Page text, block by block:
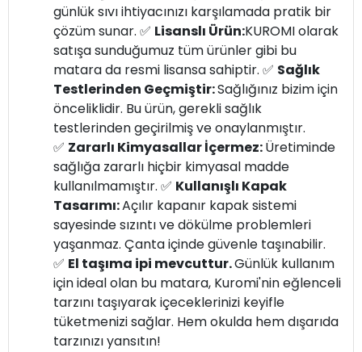
günlük sıvı ihtiyacınızı karşılamada pratik bir
çözüm sunar. ✅ Lisanslı Ürün:KUROMI olarak
satışa sunduğumuz tüm ürünler gibi bu
matara da resmi lisansa sahiptir. ✅ Sağlık
Testlerinden Geçmiştir:Sağlığınız bizim için
önceliklidir. Bu ürün, gerekli sağlık
testlerinden geçirilmiş ve onaylanmıştır.
✅ Zararlı Kimyasallar İçermez:Üretiminde
sağlığa zararlı hiçbir kimyasal madde
kullanılmamıştır. ✅ Kullanışlı Kapak
Tasarımı:Açılır kapanır kapak sistemi
sayesinde sızıntı ve dökülme problemleri
yaşanmaz. Çanta içinde güvenle taşınabilir.
✅ El taşıma ipi mevcuttur.Günlük kullanım
için ideal olan bu matara, Kuromi'nin eğlenceli
tarzını taşıyarak içeceklerinizi keyifle
tüketmenizi sağlar. Hem okulda hem dışarıda
tarzınızı yansıtın!